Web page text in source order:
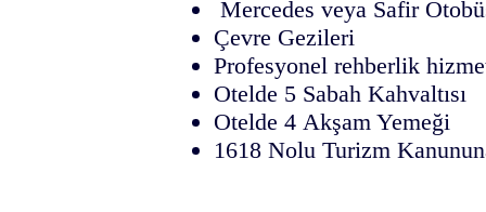
Mercedes veya Safir
Çevre Gezileri
Profesyonel rehberlik
Otelde 5 Sabah Kahvaltısı
Otelde 4 Akşam Yemeği
1618 Nolu Turizm